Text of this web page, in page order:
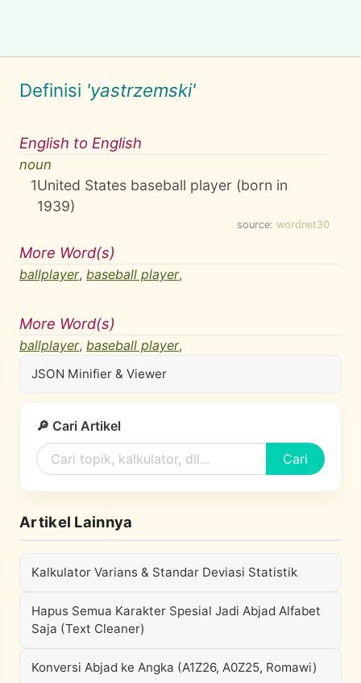
Definisi 'yastrzemski'
English to English
noun
1United States baseball player (born in
1939)
source: wordnet30
More Word(s)
ballplayer, baseball player,
More Word(s)
ballplayer, baseball player,
JSON Minifier & Viewer
🔎 Cari Artikel
Cari
Artikel Lainnya
Kalkulator Varians & Standar Deviasi Statistik
Hapus Semua Karakter Spesial Jadi Abjad Alfabet
Saja (Text Cleaner)
Konversi Abjad ke Angka (A1Z26, A0Z25, Romawi)